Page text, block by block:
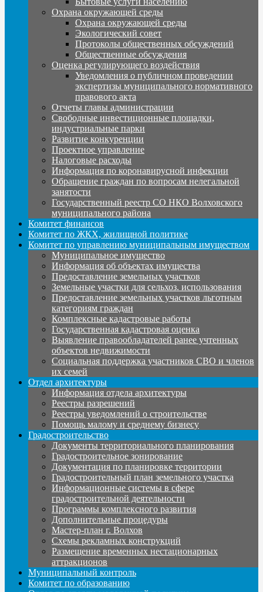
Охрана окружающей среды
Охрана окружающей среды
Экологический совет
Протоколы общественных обсуждений
Общественные обсуждения
Оценка регулирующего воздействия
Уведомления о публичном проведении
экспертизы муниципального нормативного
правового акта
Отчеты главы администрации
Свободные инвестиционные площадки,
индустриальные парки
Развитие конкуренции
Проектное управление
Налоговые расходы
Информация по коронавирусной инфекции
Обращение граждан по вопросам нелегальной
занятости
Государственный реестр СО НКО Волховского
муниципального района
Комитет финансов
Комитет по ЖКХ, жилищной политике
Комитет по управлению муниципальным имуществом
Муниципальное имущество
Информация об объектах имущества
Предоставление земельных участков
Земельные участки для сельхоз. использования
Предоставление земельных участков льготным
категориям граждан
Комплексные кадастровые работы
Государственная кадастровая оценка
Выявление правообладателей ранее учтенных
объектов недвижимости
Социальная поддержка участников СВО и членов
их семей
Отдел архитектуры
Информация отдела архитектуры
Реестры разрешений
Реестры уведомлений о строительстве
Помощь малому и среднему бизнесу
Градостроительство
Документы территориального планирования
Градостроительное зонирование
Документация по планировке территории
Градостроительный план земельного участка
Информационные системы в сфере
градостроительной деятельности
Программы комплексного развития
Дополнительные процедуры
Мастер-план г. Волхов
Схемы рекламных конструкций
Размещение временных нестационарных
аттракционов
Муниципальный контроль
Комитет по образованию